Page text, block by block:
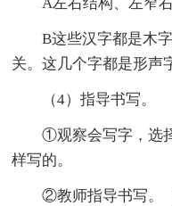
A左右结构、左窄
B这些汉字都是木
关。这几个字都是形声
（4）指导书写。
①观察会写字，选
样写的。
②教师指导书写。